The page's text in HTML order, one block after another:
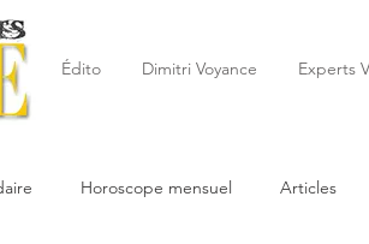
Édito Dimitri Voyance Experts
Horoscope mensuel Articles